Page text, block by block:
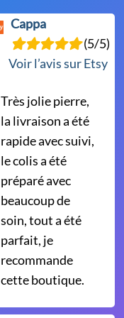
du
produit
Cappa
(5/5)
Voir l’avis sur Etsy
Très jolie pierre,
la livraison a été
rapide avec suivi,
le colis a été
préparé avec
beaucoup de
soin, tout a été
parfait, je
recommande
cette boutique.